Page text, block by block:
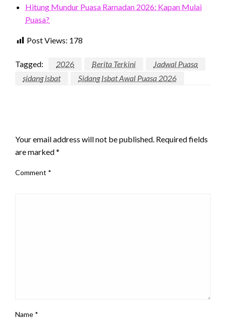
Hitung Mundur Puasa Ramadan 2026: Kapan Mulai
Puasa?
Post Views: 178
Tagged: 2026 Berita Terkini
Jadwal Puasa
sidang isbat
Sidang Isbat Awal Puasa 2026
Your email address will not be published. Required fields
are marked*
Comment *
Name *